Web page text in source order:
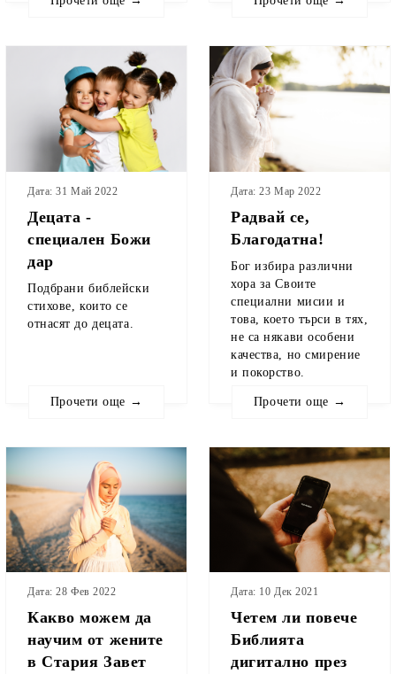
Децата -
специален Божи
дар
Дата: 31 Май 2022
Подбрани библейски
стихове, които се
отнасят до децата.
Прочети още →
Радвай се,
Благодатна!
Дата: 23 Мар 2022
Бог избира различни
хора за Своите
специални мисии и
това, което търси в тях,
не са някави особени
качества, но смирение
и покорство.
Прочети още →
Какво можем да
научим от жените
в Стария Завет
Дата: 28 Фев 2022
Четем ли повече
Библията
дигитално през
Дата: 10 Дек 2021